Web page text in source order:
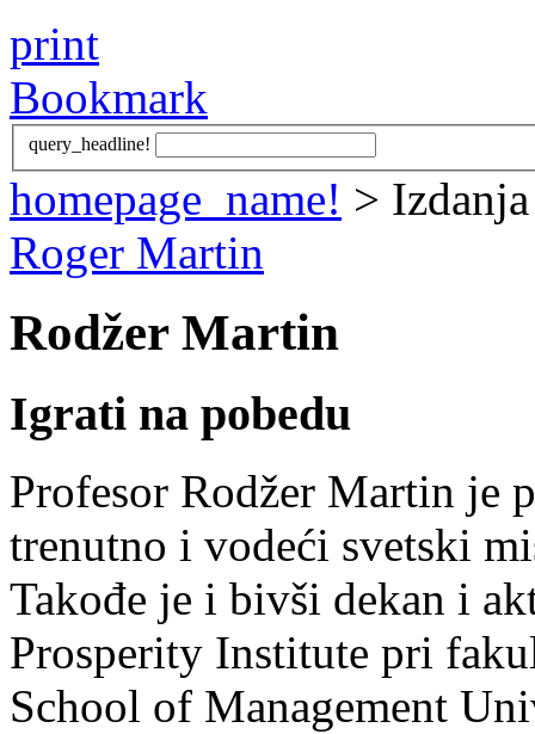
print
Bookmark
query_headline!
homepage_name! >
Roger Martin
Rodžer Martin
Igrati na pobedu
Profesor Rodžer Martin je
trenutno i vodeći svetski
Takođe je i bivši dekan i
Prosperity Institute pri
School of Management